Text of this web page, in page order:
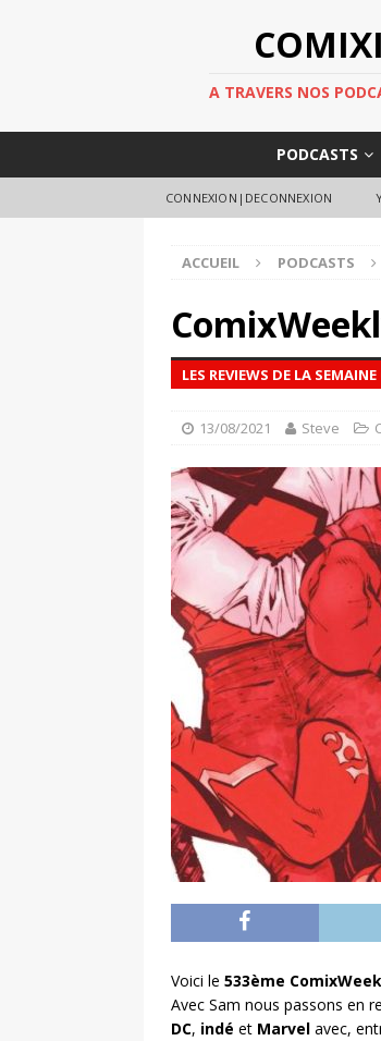
A TRAVERS NOS
PODCASTS
CONNEXION|DECONNEXION
ACCUEIL PODCASTS
LES REVIEWS DE LA
13/08/2021 Steve
Voici le 533ème
Avec Sam nous passons en
DC, indé et Marvel avec,